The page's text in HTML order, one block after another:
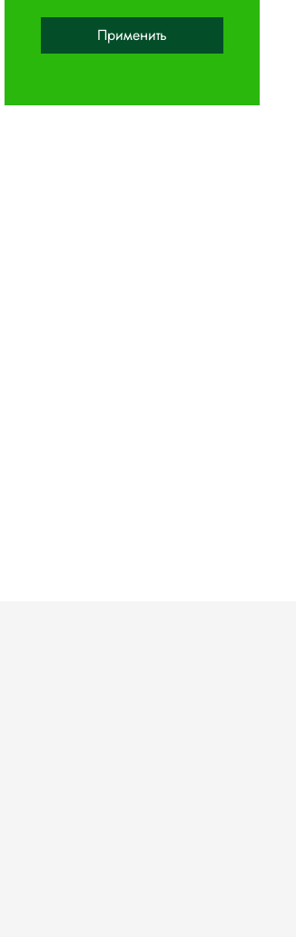
Применить